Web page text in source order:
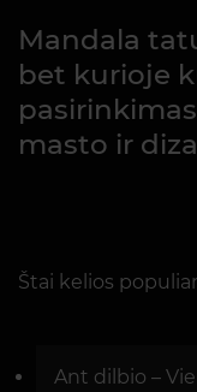
Mandala
bet kurioje
masto ir
Štai kelios
Ant dilbio –